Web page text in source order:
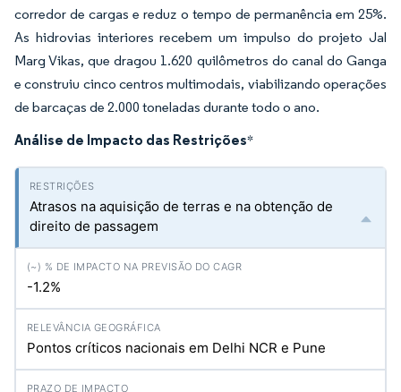
corredor de cargas e reduz o tempo de permanência em 25%.
As hidrovias interiores recebem um impulso do projeto Jal
Marg Vikas, que dragou 1.620 quilômetros do canal do Ganga
e construiu cinco centros multimodais, viabilizando operações
de barcaças de 2.000 toneladas durante todo o ano.
Análise de Impacto das Restrições*
Atrasos na aquisição de terras e na obtenção de
direito de passagem
-1.2%
Pontos críticos nacionais em Delhi NCR e Pune